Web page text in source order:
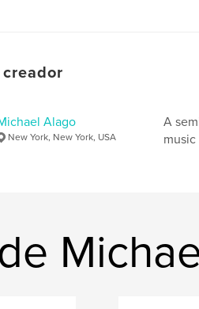
Alago
New York, New York, USA
A